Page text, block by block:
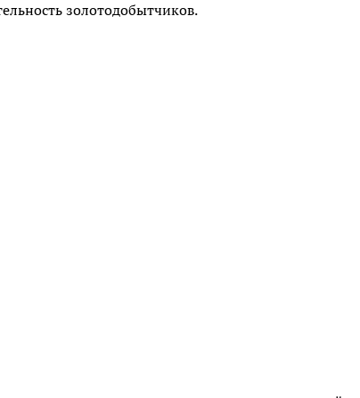
золотодобытчиков.